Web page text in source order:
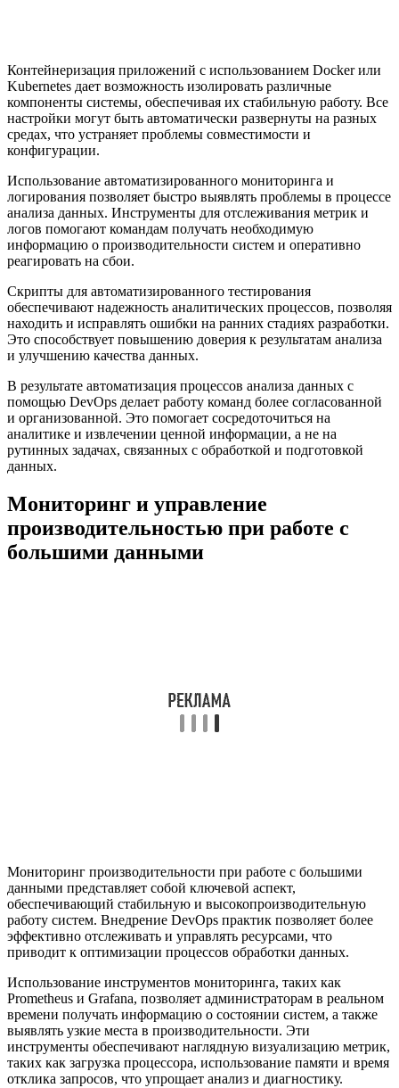
Контейнеризация приложений с использованием Docker или
Kubernetes дает возможность изолировать различные
компоненты системы, обеспечивая их стабильную работу. Все
настройки могут быть автоматически развернуты на разных
средах, что устраняет проблемы совместимости и
конфигурации.
Использование автоматизированного мониторинга и
логирования позволяет быстро выявлять проблемы в процессе
анализа данных. Инструменты для отслеживания метрик и
логов помогают командам получать необходимую
информацию о производительности систем и оперативно
реагировать на сбои.
Скрипты для автоматизированного тестирования
обеспечивают надежность аналитических процессов, позволяя
находить и исправлять ошибки на ранних стадиях разработки.
Это способствует повышению доверия к результатам анализа
и улучшению качества данных.
В результате автоматизация процессов анализа данных с
помощью DevOps делает работу команд более согласованной
и организованной. Это помогает сосредоточиться на
аналитике и извлечении ценной информации, а не на
рутинных задачах, связанных с обработкой и подготовкой
данных.
Мониторинг и управление
производительностью при работе с
большими данными
Мониторинг производительности при работе с большими
данными представляет собой ключевой аспект,
обеспечивающий стабильную и высокопроизводительную
работу систем. Внедрение DevOps практик позволяет более
эффективно отслеживать и управлять ресурсами, что
приводит к оптимизации процессов обработки данных.
Использование инструментов мониторинга, таких как
Prometheus и Grafana, позволяет администраторам в реальном
времени получать информацию о состоянии систем, а также
выявлять узкие места в производительности. Эти
инструменты обеспечивают наглядную визуализацию метрик,
таких как загрузка процессора, использование памяти и время
отклика запросов, что упрощает анализ и диагностику.